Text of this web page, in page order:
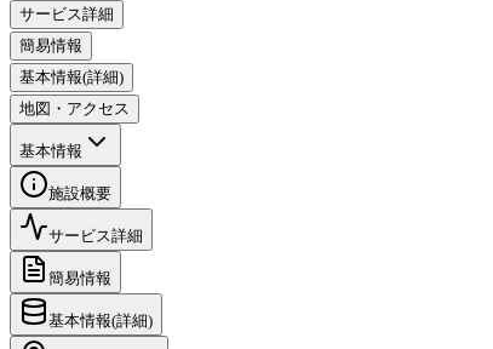
サービス詳細
簡易情報
基本情報(詳細)
地図・アクセス
基本情報
施設概要
サービス詳細
簡易情報
基本情報(詳細)